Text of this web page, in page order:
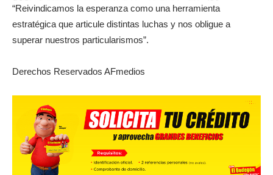
“Reivindicamos la esperanza como una herramienta
estratégica que articule distintas luchas y nos obligue a
superar nuestros particularismos”.
Derechos Reservados AFmedios